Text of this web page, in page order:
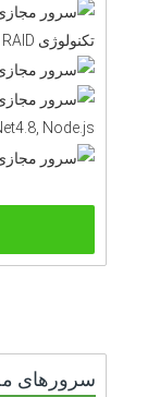
تکنولوژی RAID
Node.js
سرورهای